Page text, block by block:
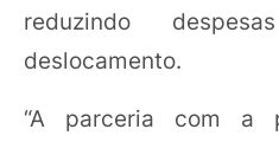
reduzindo
deslocamento.
“A parceria com a